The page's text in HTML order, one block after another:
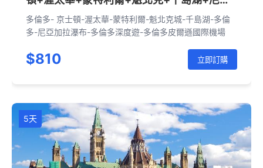
加拉瀑布（多倫多往返|含接送機套餐|含一晚
瀑布飯店）
多倫多- 京士頓-渥太華-蒙特利爾-魁北克城-千島湖-多倫
多-尼亞加拉瀑布-多倫多深度遊-多倫多皮爾遜國際機場
$810 立即訂購
5天